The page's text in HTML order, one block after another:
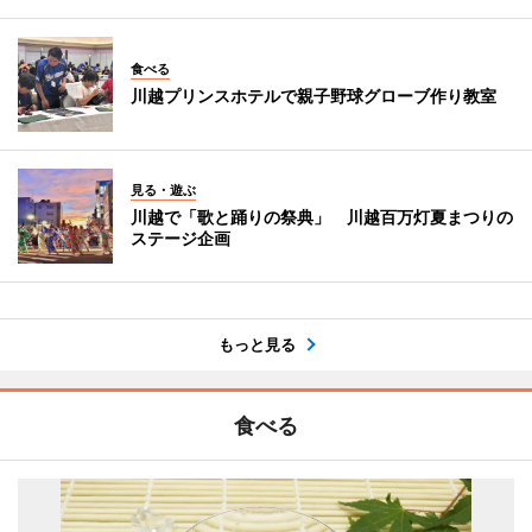
食べる
川越プリンスホテルで親子野球グローブ作り教室
見る・遊ぶ
川越で「歌と踊りの祭典」 川越百万灯夏まつりの
ステージ企画
もっと見る
食べる